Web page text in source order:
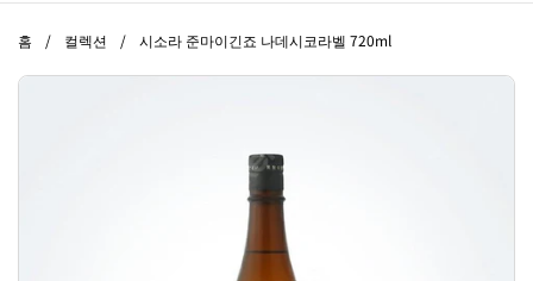
홈 / 컬렉션 / 시소라 준마이긴죠 나데시코라벨 720ml